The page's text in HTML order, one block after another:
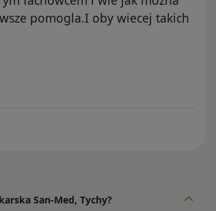
pomogla.I oby wiecej takich
Konto zostało usunięte
San-Med, Tychy?